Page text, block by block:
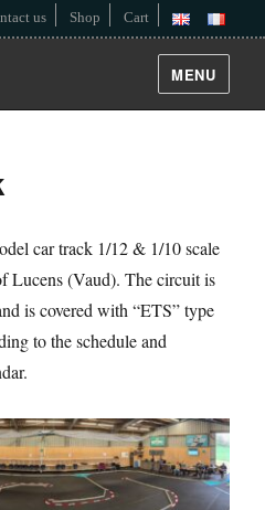
us Shop Cart
MENU
car track 1/12 & 1/10 scale
Lucens (Vaud). The circuit is
is covered with “ETS” type
to the schedule and